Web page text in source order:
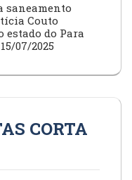
saneamento
Couto
estado do Para
07/2025
CORTA